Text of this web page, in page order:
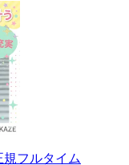
規フルタイム